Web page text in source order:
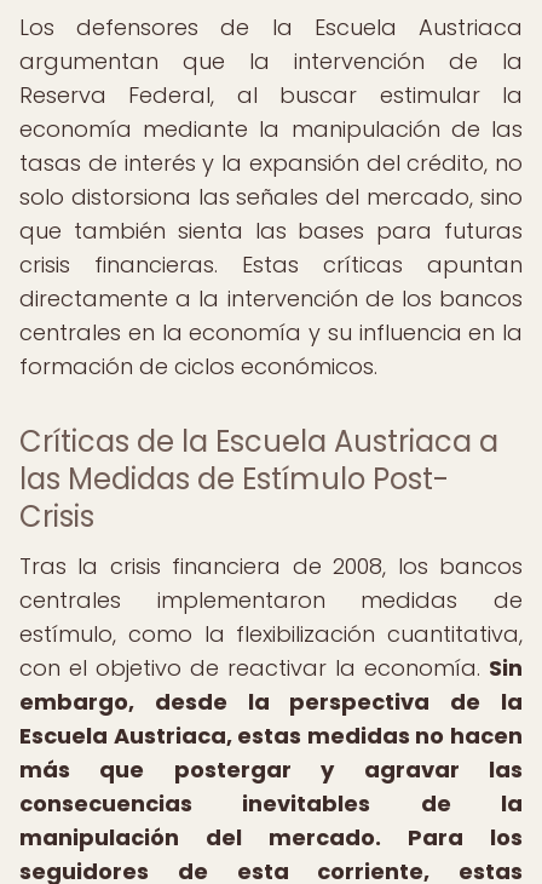
Los defensores de la Escuela Austriaca
argumentan que la intervención de la
Reserva Federal, al buscar estimular la
economía mediante la manipulación de las
tasas de interés y la expansión del crédito, no
solo distorsiona las señales del mercado, sino
que también sienta las bases para futuras
crisis financieras. Estas críticas apuntan
directamente a la intervención de los bancos
centrales en la economía y su influencia en la
formación de ciclos económicos.
Críticas de la Escuela Austriaca a
las Medidas de Estímulo Post-
Crisis
Tras la crisis financiera de 2008, los bancos
centrales implementaron medidas de
estímulo, como la flexibilización cuantitativa,
con el objetivo de reactivar la economía. Sin
embargo, desde la perspectiva de la
Escuela Austriaca, estas medidas no hacen
más que postergar y agravar las
consecuencias inevitables de la
manipulación del mercado.
Para los
seguidores de esta corriente, estas